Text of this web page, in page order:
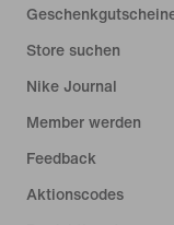
Store suchen
Nike Journal
Member werden
Feedback
Aktionscodes